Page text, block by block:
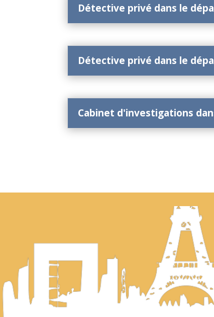
Détective privé dans le
Détective privé dans le
Cabinet d'investigations